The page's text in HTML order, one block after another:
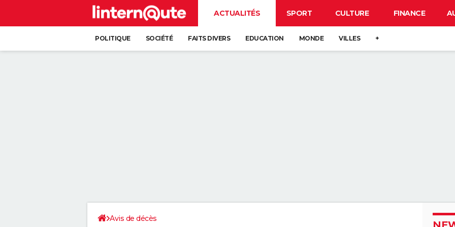
ACTUALITÉS SPORT CULTURE FINANCE
POLITIQUE SOCIÉTÉ FAITS DIVERS EDUCATION MONDE VILLES +
Avis de décès